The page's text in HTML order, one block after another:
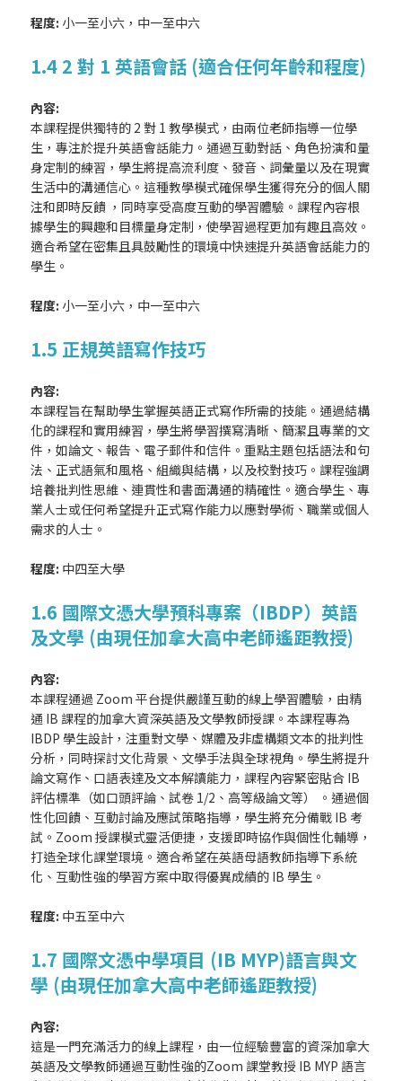
程度: 小一至小六，中一至中六
1.4 2 對 1 英語會話 (適合任何年齡和程度)
內容:
本課程提供獨特的 2 對 1 教學模式，由兩位老師指導一位學
生，專注於提升英語會話能力。通過互動對話、角色扮演和量
身定制的練習，學生將提高流利度、發音、詞彙量以及在現實
生活中的溝通信心。這種教學模式確保學生獲得充分的個人關
注和即時反饋 ，同時享受高度互動的學習體驗。課程內容根
據學生的興趣和目標量身定制，使學習過程更加有趣且高效。
適合希望在密集且具鼓勵性的環境中快速提升英語會話能力的
學生。
程度: 小一至小六，中一至中六
1.5 正規英語寫作技巧
內容:
本課程旨在幫助學生掌握英語正式寫作所需的技能。通過結構
化的課程和實用練習，學生將學習撰寫清晰、簡潔且專業的文
件，如論文、報告、電子郵件和信件。重點主題包括語法和句
法、正式語氣和風格、組織與結構，以及校對技巧。課程強調
培養批判性思維、連貫性和書面溝通的精確性。適合學生、專
業人士或任何希望提升正式寫作能力以應對學術、職業或個人
需求的人士。
程度: 中四至大學
1.6 國際文憑大學預科專案（IBDP）英語
及文學 (由現任加拿大高中老師遙距教授)
內容:
本課程通過 Zoom 平台提供嚴謹互動的線上學習體驗，由精
通 IB 課程的加拿大資深英語及文學教師授課。本課程專為
IBDP 學生設計，注重對文學、媒體及非虛構類文本的批判性
分析，同時探討文化背景、文學手法與全球視角。學生將提升
論文寫作、口語表達及文本解讀能力，課程內容緊密貼合 IB
評估標準（如口頭評論、試卷 1/2、高等級論文等） 。通過個
性化回饋、互動討論及應試策略指導，學生將充分備戰 IB 考
試。Zoom 授課模式靈活便捷，支援即時協作與個性化輔導，
打造全球化課堂環境。適合希望在英語母語教師指導下系統
化、互動性強的學習方案中取得優異成績的 IB 學生。
程度: 中五至中六
1.7 國際文憑中學項目 (IB MYP)語言與文
學 (由現任加拿大高中老師遙距教授)
內容:
這是一門充滿活力的線上課程，由一位經驗豐富的資深加拿大
英語及文學教師通過互動性強的Zoom 課堂教授 IB MYP 語言